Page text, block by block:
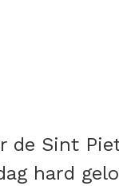
de Sint
hard